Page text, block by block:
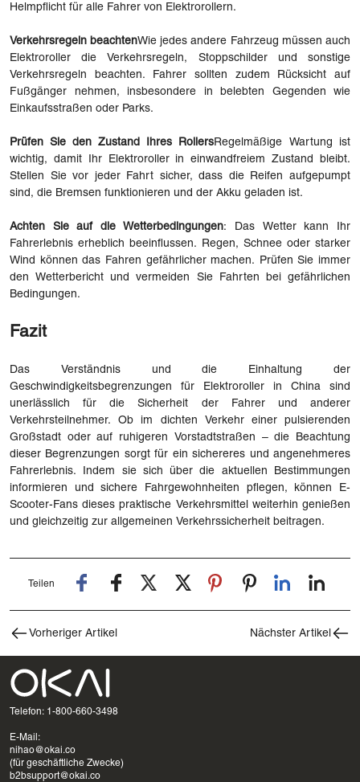
Helmpflicht für alle Fahrer von Elektrorollern.
Verkehrsregeln beachtenWie jedes andere Fahrzeug müssen auch
Elektroroller die Verkehrsregeln, Stoppschilder und sonstige
Verkehrsregeln beachten. Fahrer sollten zudem Rücksicht auf
Fußgänger nehmen, insbesondere in belebten Gegenden wie
Einkaufsstraßen oder Parks.
Prüfen Sie den Zustand Ihres RollersRegelmäßige Wartung ist
wichtig, damit Ihr Elektroroller in einwandfreiem Zustand bleibt.
Stellen Sie vor jeder Fahrt sicher, dass die Reifen aufgepumpt
sind, die Bremsen funktionieren und der Akku geladen ist.
Achten Sie auf die Wetterbedingungen: Das Wetter kann Ihr
Fahrerlebnis erheblich beeinflussen. Regen, Schnee oder starker
Wind können das Fahren gefährlicher machen. Prüfen Sie immer
den Wetterbericht und vermeiden Sie Fahrten bei gefährlichen
Bedingungen.
Fazit
Das Verständnis und die Einhaltung der
Geschwindigkeitsbegrenzungen für Elektroroller in China sind
unerlässlich für die Sicherheit der Fahrer und anderer
Verkehrsteilnehmer. Ob im dichten Verkehr einer pulsierenden
Großstadt oder auf ruhigeren Vorstadtstraßen – die Beachtung
dieser Begrenzungen sorgt für ein sichereres und angenehmeres
Fahrerlebnis. Indem sie sich über die aktuellen Bestimmungen
informieren und sichere Fahrgewohnheiten pflegen, können E-
Scooter-Fans dieses praktische Verkehrsmittel weiterhin genießen
und gleichzeitig zur allgemeinen Verkehrssicherheit beitragen.
Teilen
Vorheriger Artikel Nächster Artikel
Telefon: 1-800-660-3498
E-Mail:
nihao@okai.co
(für geschäftliche Zwecke)
b2bsupport@okai.co